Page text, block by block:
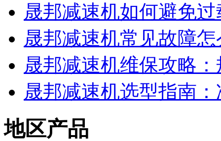
晟邦减速机如何避免
晟邦减速机常见故障
晟邦减速机维保攻略
晟邦减速机选型指南
地区产品